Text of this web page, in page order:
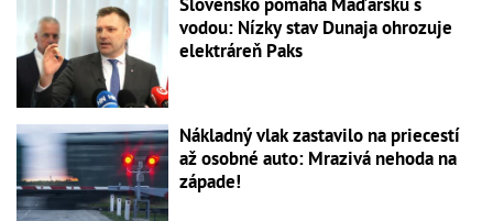
vodou: Nízky stav Dunaja ohrozuje
elektráreň Paks
Nákladný vlak zastavilo na priecestí
až osobné auto: Mrazivá nehoda na
západe!